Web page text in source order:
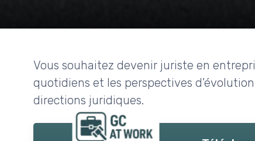
Vous souhaitez devenir juriste en
quotidiens et les perspectives
directions juridiques.